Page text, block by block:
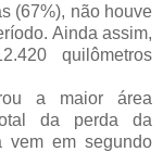
(67%), não houve
Ainda assim,
quilômetros
a maior área
da perda da
vem em segundo